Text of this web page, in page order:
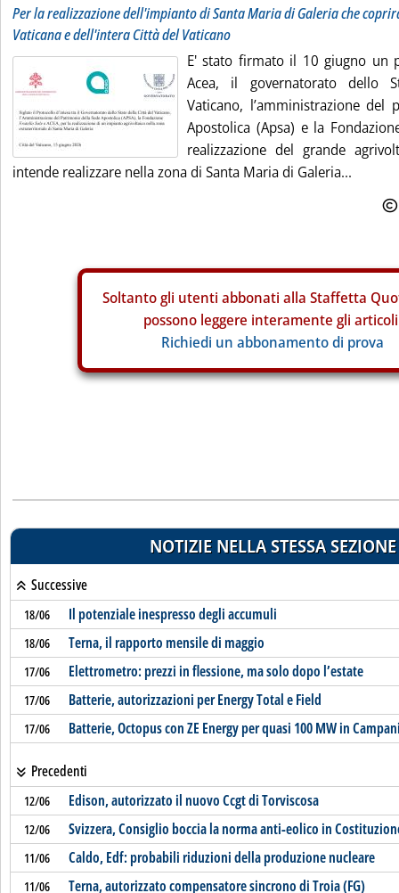
Per la realizzazione dell'impianto di Santa Maria di Galeria che
Vaticana e dell'intera Città del Vaticano
E' stato firmato il 10 giugno un
Acea, il governatorato dello
Vaticano, l’amministrazione del
Apostolica (Apsa) e la
realizzazione del grande
intende realizzare nella zona di Santa Maria di Galeria...
Soltanto gli utenti abbonati alla Staffetta
possono leggere interamente gli
Richiedi un abbonamento di prova
NOTIZIE NELLA STESSA SEZIONE
Successive
18/06 Il potenziale inespresso degli accumuli
18/06 Terna, il rapporto mensile di maggio
17/06 Elettrometro: prezzi in flessione, ma solo dopo l’estate
17/06 Batterie, autorizzazioni per Energy Total e Field
17/06 Batterie, Octopus con ZE Energy per quasi 100 MW in
Precedenti
12/06 Edison, autorizzato il nuovo Ccgt di Torviscosa
12/06 Svizzera, Consiglio boccia la norma anti-eolico in
11/06 Caldo, Edf: probabili riduzioni della produzione nucleare
11/06 Terna, autorizzato compensatore sincrono di Troia (FG)